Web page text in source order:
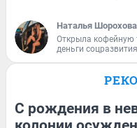
Наталья Шорохова
Открыла кофейную
деньги соцразвития
С рождения в